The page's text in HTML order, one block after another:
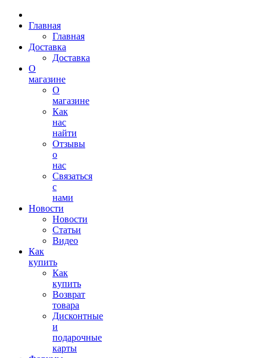
Главная
Главная
Доставка
Доставка
О
магазине
О
магазине
Как
нас
найти
Отзывы
о
нас
Связаться
с
нами
Новости
Новости
Статьи
Видео
Как
купить
Как
купить
Возврат
товара
Дисконтные
и
подарочные
карты